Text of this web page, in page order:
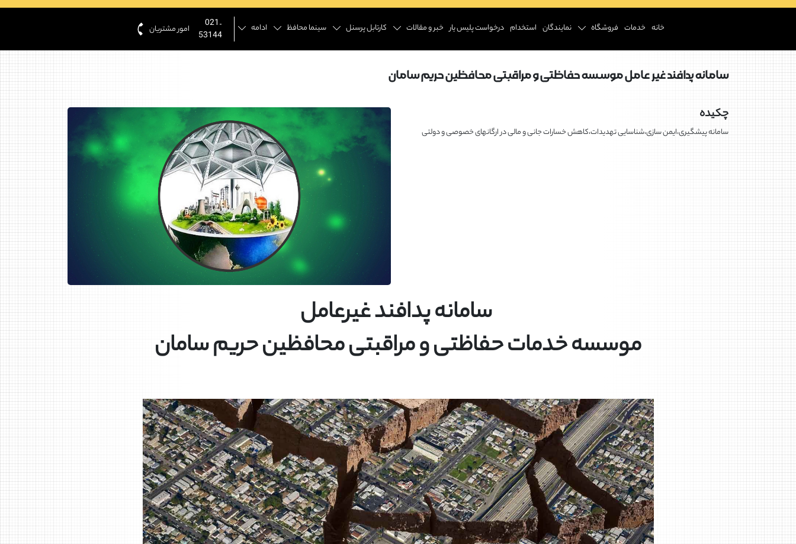
خانه خدمات فروشگاه نمایندگان استخدام درخواست پلیس یار خبر و مقالات کارتابل پرسنل سینما محافظ ادامه
021-
53144
امور مشتریان
سامانه پدافند غیر عامل موسسه حفاظتی و مراقبتی محافظین حریم سامان
چکیده
سامانه پیشگیری،ایمن سازی،شناسایی تهدیدات،کاهش خسارات جانی و مالی در ارگانهای خصوصی و دولتی
سامانه پدافند غیرعامل
موسسه خدمات حفاظتی و مراقبتی محافظین حریم سامان